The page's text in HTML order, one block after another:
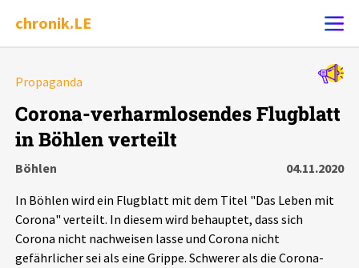
chronik.LE
Chronik
Leipziger Zustände
Propaganda
Corona-verharmlosendes Flugblatt
in Böhlen verteilt
Böhlen
04.11.2020
In Böhlen wird ein Flugblatt mit dem Titel "Das Leben mit
Corona" verteilt. In diesem wird behauptet, dass sich
Corona nicht nachweisen lasse und Corona nicht
gefährlicher sei als eine Grippe. Schwerer als die Corona-
Alle Ereignisse
7502
Ereignisse